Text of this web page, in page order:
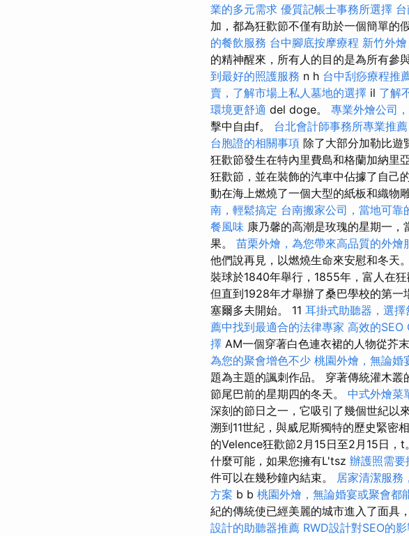
業的多元需求 優質記帳士事務所選擇
加，都為狂歡節不僅有助於一個簡單的
的餐飲服務 台中腳底按摩療程 新竹外
的精神醒來，所有人的目的是為所有參
到最好的照護服務 n h 台中刮痧療程推
賣，了解市場上私人墓地的選擇 il 了解
環境更舒適 del doge。 專業外燴公司
擊中自由f。 台北會計師事務所專業推薦
台胞證的相關事項 除了大部分加勒比遊
狂歡節發生在特內里費島和格蘭加納里
狂歡節，並在裝飾的汽車中佔據了自己
動在海上燃燒了一個大型的紙板和織物
南，輕鬆搞定 台南搬家公司，當地可靠
餐風味 康乃馨的高潮是玫瑰的星期一
果。 苗栗外燴，為您帶來高品質的外燴
他們說再見，以燃燒生命來安慰和冬天
裝球於1840年舉行，1855年，富人在
但直到1928年才舉辦了桑巴學校的第一
塞爾多夫開始。 11 耳掛式助聽器，選
薦中找到最適合的法律專家 高效的SEO
擇 AM一個穿著白色連衣裙的人物從芥
為您的聚會增色不少 桃園外燴，無論婚
題為主題的諷刺作品。 穿著傳統灌木叢
節尾巴前的星期四的冬天。 中式外燴菜
深刻的節日之一，它吸引了幾個世紀以
溯到11世紀，與威尼斯獨特的歷史緊密
的Velence狂歡節2月15日至2月15日，t
什麼可能，如果您擁有L'tsz 辦護照需要
件可以在幾秒鐘內結束。 居家清潔服務
方案 b b 桃園外燴，無論婚宴或聚會都
紀的傳統使已經美麗的城市進入了面具
設計的助聽器推薦 RWD設計對SEO的